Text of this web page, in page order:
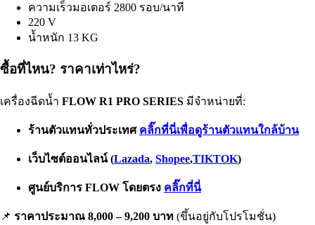
ความเร็วมอเตอร์ 2800 รอบ/นาที
220 V
น้ำหนัก 13 KG
ซื้อที่ไหน? ราคาเท่าไหร่?
เครื่องฉีดน้ำ FLOW R1 PRO SERIES มีจำหน่ายที่:
ร้านตัวเเทนทั่วประเทศ คลิ๊กที่นี่เพื่อดูร้านตัวเเทนใกล้บ้าน
เว็บไซต์ออนไลน์ (Lazada, Shopee,TIKTOK)
ศูนย์บริการ FLOW โดยตรง คลิ๊กที่นี่
📌 ราคาประมาณ 8,000 – 9,200 บาท (ขึ้นอยู่กับโปรโมชั่น)